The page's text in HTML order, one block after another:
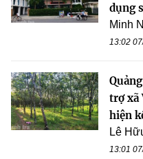
dụng
Minh
13:02
trợ xã
hiện
Lê
13:01